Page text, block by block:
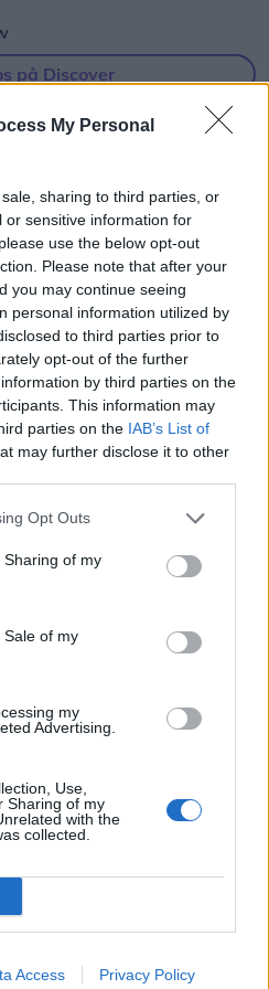
My Personal
sharing to third parties, or
or sensitive information for
use the below opt-out
Please note that after your
you may continue seeing
personal information utilized by
to third parties prior to
opt-out of the further
by third parties on the
This information may
parties on the IAB’s List of
may further disclose it to other
Opt Outs
of my
of my
my
Advertising.
Use,
Sharing of my
with the
collected.
Access Privacy Policy
på Discover
går mod horisonten
det ikke en helt
for at opleve den
der kan ses fra
bevæge sig ind foran
i Danmark man
procent af Solens skive
klokken 20.00, kort
gode muligheder for
steder med frit udsyn
kysterne, fjordene og de
en flot ramme om den
hvis vejret arter sig.
af de få begivenheder,
op og kigge i
smukt, fascinerende
til at samles om Solen,
Del artikel
Her er